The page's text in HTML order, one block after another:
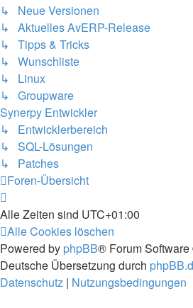
↳ Neue Versionen
↳ Aktuelles AvERP-Release
↳ Tipps & Tricks
↳ Wunschliste
↳ Linux
↳ Groupware
Synerpy Entwickler
↳ Entwicklerbereich
↳ SQL-Lösungen
↳ Patches
Foren-Übersicht
Alle Zeiten sind UTC+01:00
Alle Cookies löschen
Powered by phpBB® Forum
Deutsche Übersetzung durch
Datenschutz | Nutzungsbedingungen